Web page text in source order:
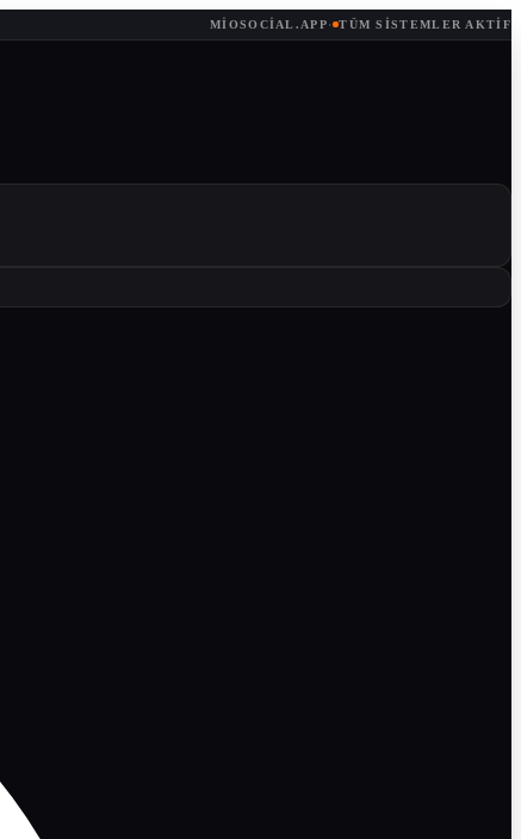
MIOSOCIAL.APP· TÜM SISTEMLER AKTIF